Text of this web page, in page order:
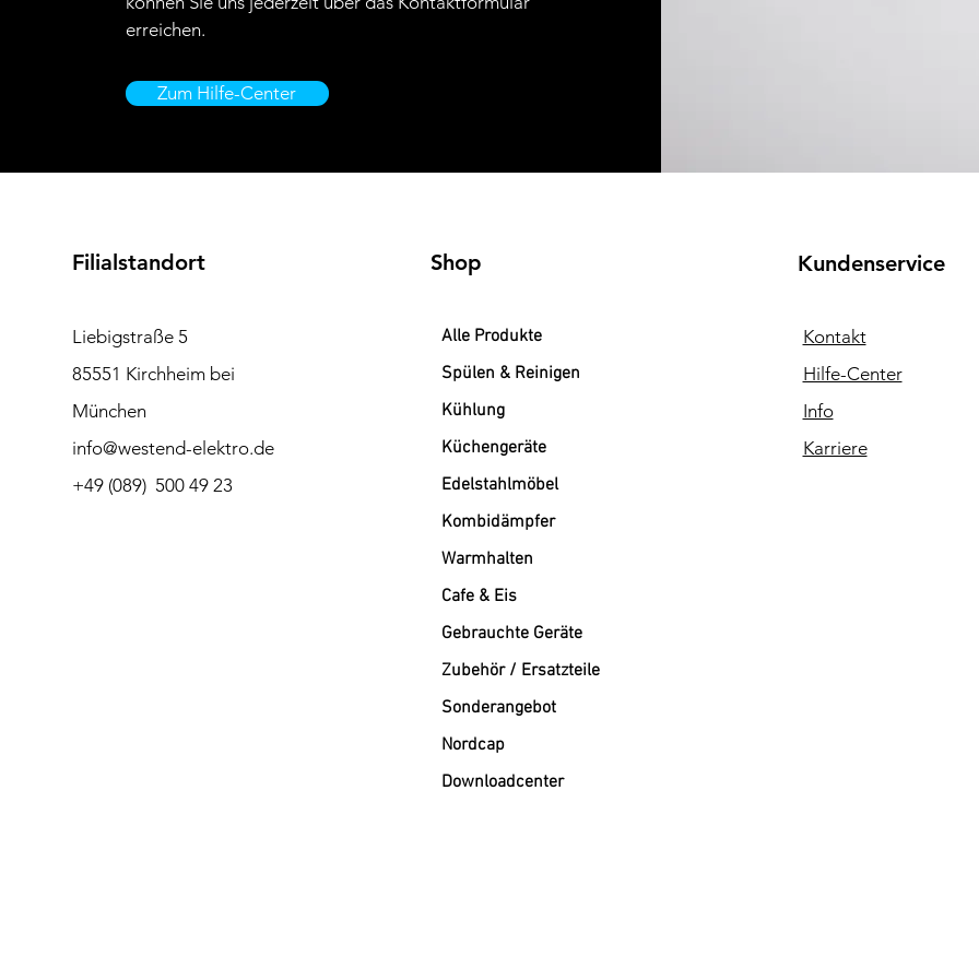
erreichen.
Zum Hilfe-Center
Filialstandort
Liebigstraße 5
85551 Kirchheim bei
München
info@westend-elektro.de
+49 (089) 500 49 23
Shop
Alle Produkte
Spülen & Reinigen
Kühlung
Küchengeräte
Edelstahlmöbel
Kombidämpfer
Warmhalten
Cafe & Eis
Gebrauchte Geräte
Zubehör / Ersatzteile
Sonderangebot
Nordcap
Downloadcenter
Kundenservice
Kontakt
Hilfe-Center
Info
Karriere